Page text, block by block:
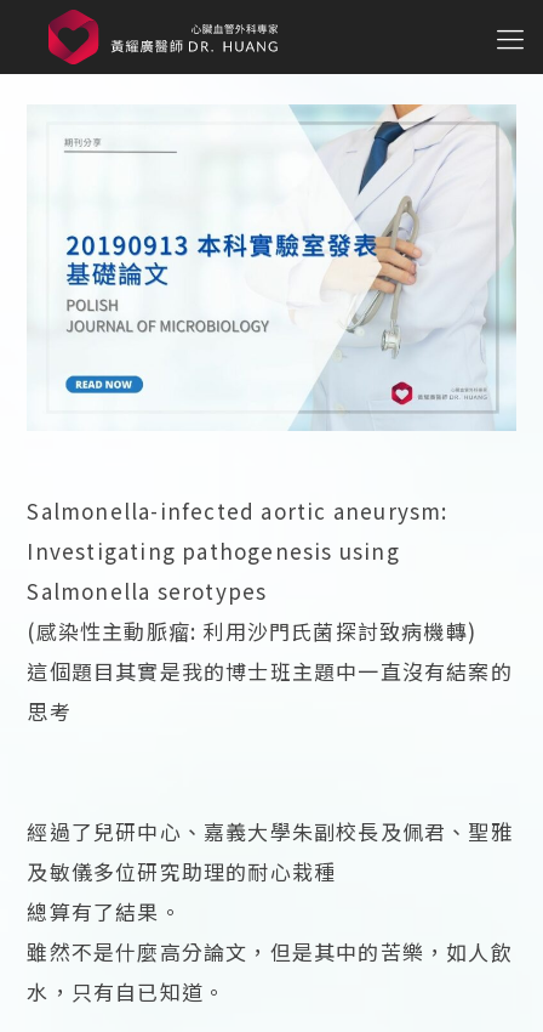
Salmonella-infected aortic aneurysm:
Investigating pathogenesis using
Salmonella serotypes
(感染性主動脈瘤: 利用沙門氏菌探討致病機轉)
這個題目其實是我的博士班主題中一直沒有結案的
思考
經過了兒研中心、嘉義大學朱副校長及佩君、聖雅
及敏儀多位研究助理的耐心栽種
總算有了結果。
雖然不是什麼高分論文，但是其中的苦樂，如人飲
水，只有自已知道。